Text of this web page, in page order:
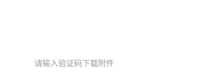
请输入验证码下载附件